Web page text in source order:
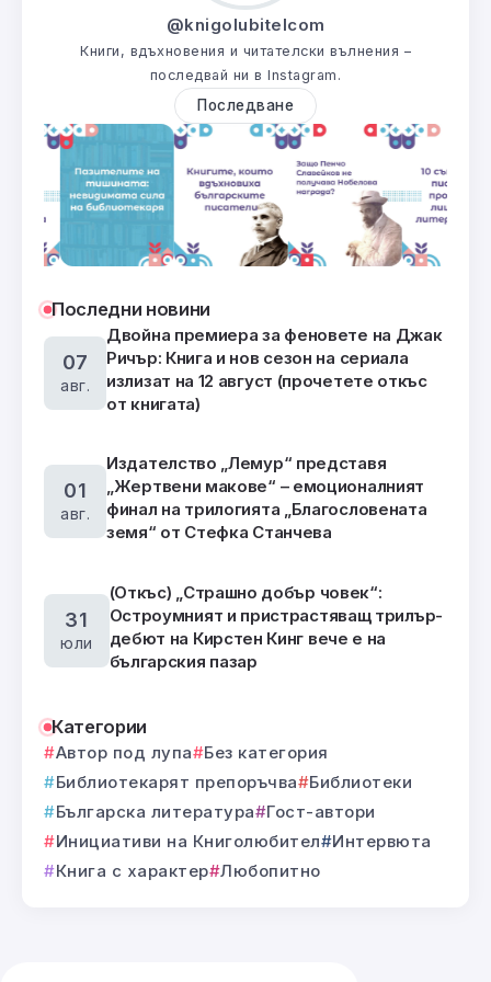
@knigolubitelcom
Книги, вдъхновения и читателски вълнения –
последвай ни в Instagram.
Последване
Последни новини
07
авг.
Двойна премиера за феновете на Джак
Ричър: Книга и нов сезон на сериала
излизат на 12 август (прочетете откъс
от книгата)
01
авг.
Издателство „Лемур“ представя
„Жертвени макове“ – емоционалният
финал на трилогията „Благословената
земя“ от Стефка Станчева
31
юли
(Откъс) „Страшно добър човек“:
Остроумният и пристрастяващ трилър-
дебют на Кирстен Кинг вече е на
българския пазар
Категории
Автор под лупа
Без категория
Библиотекарят препоръчва
Библиотеки
Българска литература
Гост-автори
Инициативи на Книголюбител
Интервюта
Книга с характер Любопитно